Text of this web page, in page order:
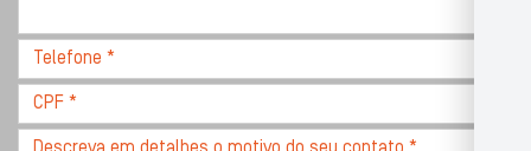
CEP
Telefone
*
CPF
*
Descreva